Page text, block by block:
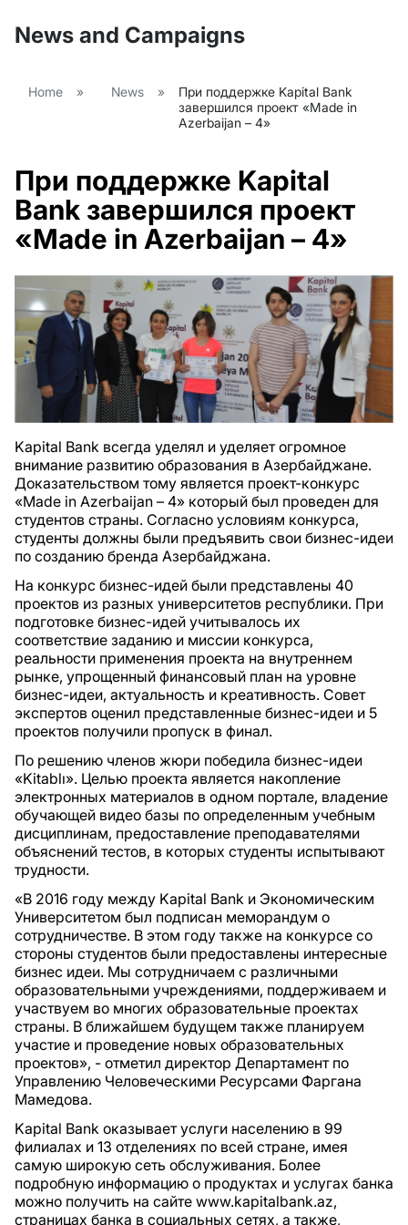
News and Campaigns
Home » News »
При поддержке Kapital Bank
завершился проект «Made in
Azerbaijan – 4»
При поддержке Kapital
Bank завершился проект
«Made in Azerbaijan – 4»
Kapital Bank всегда уделял и уделяет огромное
внимание развитию образования в Азербайджане.
Доказательством тому является проект-конкурс
«Made in Azerbaijan – 4» который был проведен для
студентов страны. Согласно условиям конкурса,
студенты должны были предъявить свои бизнес-идеи
по созданию бренда Азербайджана.
На конкурс бизнес-идей были представлены 40
проектов из разных университетов республики. При
подготовке бизнес-идей учитывалось их
соответствие заданию и миссии конкурса,
реальности применения проекта на внутреннем
рынке, упрощенный финансовый план на уровне
бизнес-идеи, актуальность и креативность. Совет
экспертов оценил представленные бизнес-идеи и 5
проектов получили пропуск в финал.
По решению членов жюри победила бизнес-идеи
«Kitablı». Целью проекта является накопление
электронных материалов в одном портале, владение
обучающей видео базы по определенным учебным
дисциплинам, предоставление преподавателями
объяснений тестов, в которых студенты испытывают
трудности.
«В 2016 году между Kapital Bank и Экономическим
Университетом был подписан меморандум о
сотрудничестве. В этом году также на конкурсе со
стороны студентов были предоставлены интересные
бизнес идеи. Мы сотрудничаем с различными
образовательными учреждениями, поддерживаем и
участвуем во многих образовательные проектах
страны. В ближайшем будущем также планируем
участие и проведение новых образовательных
проектов», - отметил директор Департамент по
Управлению Человеческими Ресурсами Фаргана
Мамедова.
Kapital Bank оказывает услуги населению в 99
филиалах и 13 отделениях по всей стране, имея
самую широкую сеть обслуживания. Более
подробную информацию о продуктах и услугах банка
можно получить на сайте www.kapitalbank.az,
страницах банка в социальных сетях, а также,